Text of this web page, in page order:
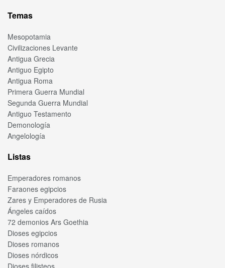
Temas
Mesopotamia
Civilizaciones Levante
Antigua Grecia
Antiguo Egipto
Antigua Roma
Primera Guerra Mundial
Segunda Guerra Mundial
Antiguo Testamento
Demonología
Angelología
Listas
Emperadores romanos
Faraones egipcios
Zares y Emperadores de Rusia
Ángeles caídos
72 demonios Ars Goethia
Dioses egipcios
Dioses romanos
Dioses nórdicos
Dioses filisteos